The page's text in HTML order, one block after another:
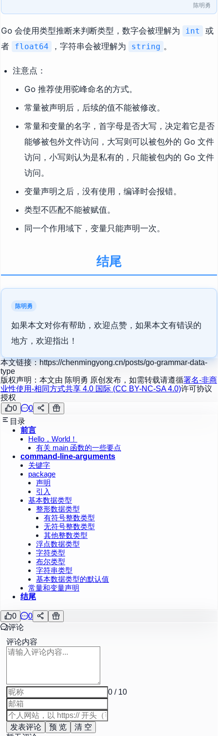
陈明勇
Go 会使用类型推断来判断类型，数字会被理解为 int
或
者
float64 ，字符串会被理解为 string 。
注意点：
Go 推荐使用驼峰命名的方式。
常量被声明后，后续的值不能被修改。
常量和变量的名字，首字母是否大写，决定着它是否
能够被包外文件访问，大写则可以被包外的 Go 文件
访问，小写则认为是私有的，只能被包内的 Go 文件
访问。
变量声明之后，没有使用，编译时会报错。
类型不匹配不能被赋值。
同一个作用域下，变量只能声明一次。
结尾
陈明勇
如果本文对你有帮助，欢迎点赞，如果本文有错误的
地方，欢迎指出！
本文链接：https://chenmingyong.cn/posts/go-grammar-data-
type
版权声明：本文由 陈明勇 原创发布，如需转载请遵循署名-非商
业性使用-相同方式共享 4.0 国际 (CC BY-NC-SA 4.0)许可协议
授权
0
0
目录
前言
Hello，World！
有关 main 函数的一些要点
command-line-arguments
关键字
package
声明
引入
基本数据类型
整形数据类型
有符号整数类型
无符号整数类型
其他整数类型
浮点数据类型
字符类型
布尔类型
字符串类型
基本数据类型的默认值
常量和变量声明
结尾
0
0
评论
评论内容
0 / 10
发表评论 预 览
清 空